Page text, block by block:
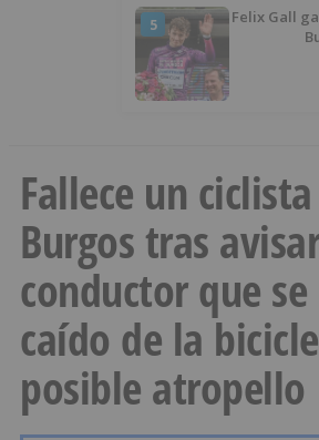
5
Felix Gall
Fallece un
Burgos tras
conductor que
caído de la
posible atropello